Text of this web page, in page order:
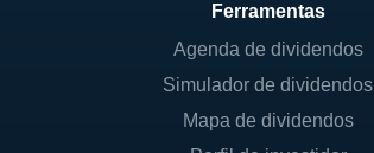
Ferramentas
Agenda de dividendos
Simulador de dividendos
Mapa de dividendos